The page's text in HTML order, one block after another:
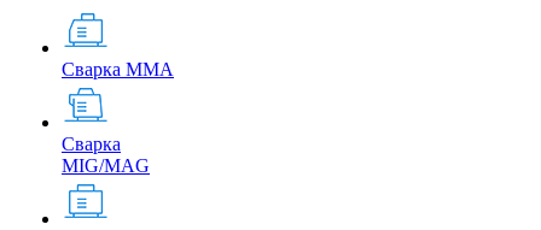
Сварка MMA
Сварка
MIG/MAG